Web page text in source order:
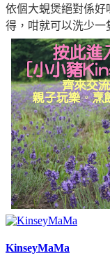
依個大蜆煲絕對係好
得 ，咁就可以洗少
KinseyMaMa